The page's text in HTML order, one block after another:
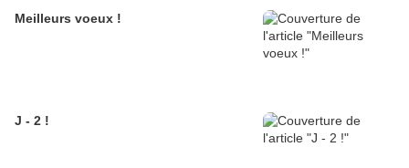
Meilleurs voeux !
J - 2 !